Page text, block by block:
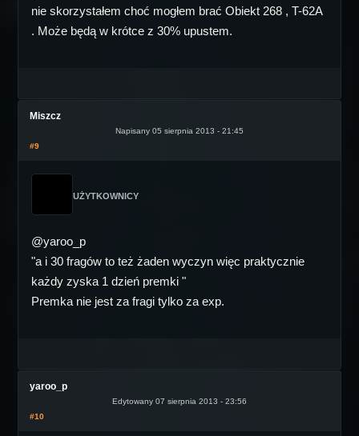
nie skorzystałem choć mogłem brać Obiekt 268 , T-62A
. Może będą w krótce z 30% upustem.
Miszcz
Napisany 05 sierpnia 2013 - 21:45
#9
UŻYTKOWNICY
@yaroo_p
"a i 30 fragów to też żaden wyczyn więc praktycznie
każdy zyska 1 dzień premki "
Premka nie jest za fragi tylko za exp.
yaroo_p
Edytowany 07 sierpnia 2013 - 23:56
#10